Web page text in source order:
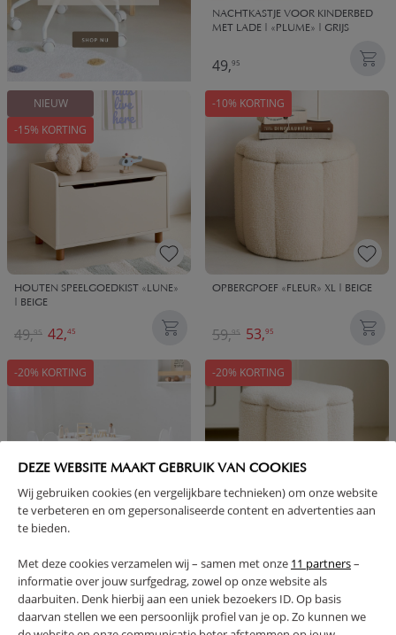
DEZE WEBSITE MAAKT GEBRUIK VAN COOKIES
Wij gebruiken cookies (en vergelijkbare technieken) om onze website
te verbeteren en om gepersonaliseerde content en advertenties aan
te bieden.
Met deze cookies verzamelen wij – samen met onze 11 partners–
informatie over jouw surfgedrag, zowel op onze website als
daarbuiten. Denk hierbij aan een uniek bezoekers ID. Op basis
daarvan stellen we een persoonlijk profiel van je op. Zo kunnen we
NACHTKASTJE VOOR KINDERBED
MET LADE | «PLUME» | GRIJS
49,95
NIEUW
-15% KORTING
HOUTEN SPEELGOEDKIST «LUNE»
| BEIGE
42,45
49,95
-10% KORTING
OPBERGPOEF «FLEUR» XL | BEIGE
53,95
59,95
-20% KORTING
2 KONIJNENSTOELTJES MET
TAFELTJE - WIT | PEUTERSTOELTJES
99,95
124,95
-20% KORTING
OPBERGPOEF «FLEUR» | BEIGE
31,95
39,95